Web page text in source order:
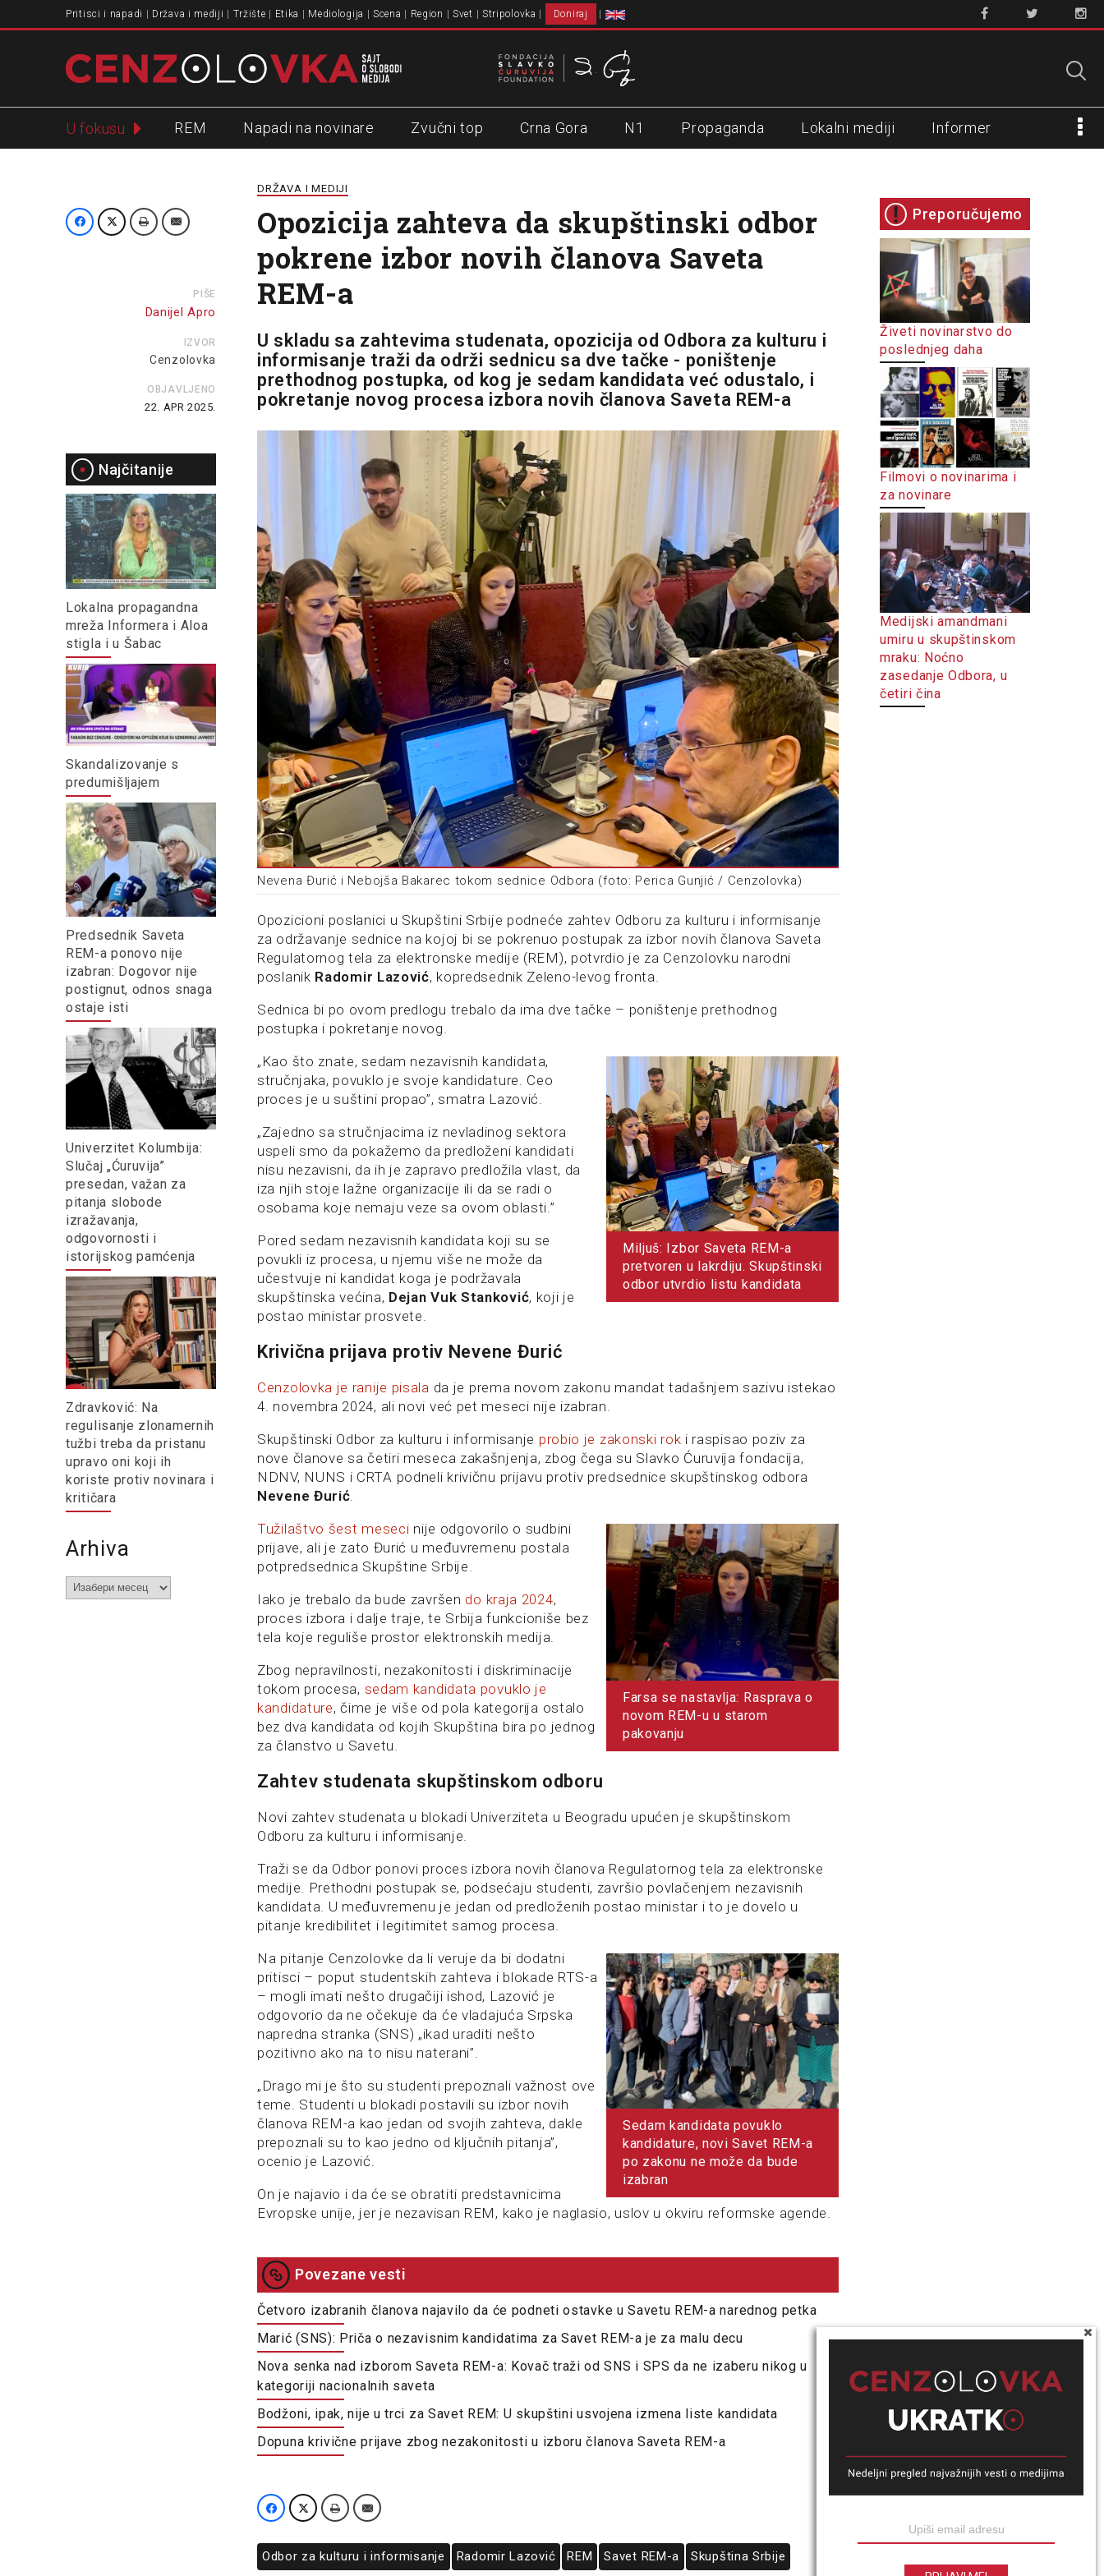
Pritisci i napadi Država i mediji Tržište Etika Mediologija Scena Region Svet Stripolovka Doniraj
U fokusu REM Napadi na novinare Zvučni top Crna Gora N1 Propaganda Lokalni mediji Informer
PIŠE
Danijel Apro
IZVOR
Cenzolovka
OBJAVLJENO
22. APR 2025.
Najčitanije
Lokalna propagandna
mreža Informera i Aloa
stigla i u Šabac
Skandalizovanje s
predumišljajem
Predsednik Saveta
REM-a ponovo nije
izabran: Dogovor nije
postignut, odnos snaga
ostaje isti
Univerzitet Kolumbija:
Slučaj „Ćuruvija”
presedan, važan za
pitanja slobode
izražavanja,
odgovornosti i
istorijskog pamćenja
Zdravković: Na
regulisanje zlonamernih
tužbi treba da pristanu
upravo oni koji ih
koriste protiv novinara i
kritičara
Arhiva
Arhiva
DRŽAVA I MEDIJI
Opozicija zahteva da skupštinski odbor
pokrene izbor novih članova Saveta
REM-a
U skladu sa zahtevima studenata, opozicija od Odbora za kulturu i
informisanje traži da održi sednicu sa dve tačke - poništenje
prethodnog postupka, od kog je sedam kandidata već odustalo, i
pokretanje novog procesa izbora novih članova Saveta REM-a
Nevena Đurić i Nebojša Bakarec tokom sednice Odbora (foto: Perica Gunjić / Cenzolovka)
Opozicioni poslanici u Skupštini Srbije podneće zahtev Odboru za kulturu i informisanje
za održavanje sednice na kojoj bi se pokrenuo postupak za izbor novih članova Saveta
Regulatornog tela za elektronske medije (REM), potvrdio je za Cenzolovku narodni
poslanik Radomir Lazović, kopredsednik Zeleno-levog fronta.
Sednica bi po ovom predlogu trebalo da ima dve tačke – poništenje prethodnog
postupka i pokretanje novog.
Miljuš: Izbor Saveta REM-a
pretvoren u lakrdiju. Skupštinski
odbor utvrdio listu kandidata
„Kao što znate, sedam nezavisnih kandidata,
stručnjaka, povuklo je svoje kandidature. Ceo
proces je u suštini propao”, smatra Lazović.
„Zajedno sa stručnjacima iz nevladinog sektora
uspeli smo da pokažemo da predloženi kandidati
nisu nezavisni, da ih je zapravo predložila vlast, da
iza njih stoje lažne organizacije ili da se radi o
osobama koje nemaju veze sa ovom oblasti.”
Pored sedam nezavisnih kandidata koji su se
povukli iz procesa, u njemu više ne može da
učestvuje ni kandidat koga je podržavala
skupštinska većina, Dejan Vuk Stanković, koji je
postao ministar prosvete.
Krivična prijava protiv Nevene Đurić
Cenzolovka je ranije pisala da je prema novom zakonu mandat tadašnjem sazivu istekao
4. novembra 2024, ali novi već pet meseci nije izabran.
Skupštinski Odbor za kulturu i informisanje probio je zakonski rok i raspisao poziv za
nove članove sa četiri meseca zakašnjenja, zbog čega su Slavko Ćuruvija fondacija,
NDNV, NUNS i CRTA podneli krivičnu prijavu protiv predsednice skupštinskog odbora
Nevene Đurić.
Farsa se nastavlja: Rasprava o
novom REM-u u starom
pakovanju
Tužilaštvo šest meseci nije odgovorilo o sudbini
prijave, ali je zato Đurić u međuvremenu postala
potpredsednica Skupštine Srbije.
Iako je trebalo da bude završen do kraja 2024,
proces izbora i dalje traje, te Srbija funkcioniše bez
tela koje reguliše prostor elektronskih medija.
Zbog nepravilnosti, nezakonitosti i diskriminacije
tokom procesa, sedam kandidata povuklo je
kandidature, čime je više od pola kategorija ostalo
bez dva kandidata od kojih Skupština bira po jednog
za članstvo u Savetu.
Zahtev studenata skupštinskom odboru
Novi zahtev studenata u blokadi Univerziteta u Beogradu upućen je skupštinskom
Odboru za kulturu i informisanje.
Traži se da Odbor ponovi proces izbora novih članova Regulatornog tela za elektronske
medije. Prethodni postupak se, podsećaju studenti, završio povlačenjem nezavisnih
kandidata. U međuvremenu je jedan od predloženih postao ministar i to je dovelo u
pitanje kredibilitet i legitimitet samog procesa.
Sedam kandidata povuklo
kandidature, novi Savet REM-a
po zakonu ne može da bude
izabran
Na pitanje Cenzolovke da li veruje da bi dodatni
pritisci – poput studentskih zahteva i blokade RTS-a
– mogli imati nešto drugačiji ishod, Lazović je
odgovorio da ne očekuje da će vladajuća Srpska
napredna stranka (SNS) „ikad uraditi nešto
pozitivno ako na to nisu naterani”.
„Drago mi je što su studenti prepoznali važnost ove
teme. Studenti u blokadi postavili su izbor novih
članova REM-a kao jedan od svojih zahteva, dakle
prepoznali su to kao jedno od ključnih pitanja”,
ocenio je Lazović.
On je najavio i da će se obratiti predstavnicima
Evropske unije, jer je nezavisan REM, kako je naglasio, uslov u okviru reformske agende.
Povezane vesti
Četvoro izabranih članova najavilo da će podneti ostavke u Savetu REM-a narednog petka
Marić (SNS): Priča o nezavisnim kandidatima za Savet REM-a je za malu decu
Nova senka nad izborom Saveta REM-a: Kovač traži od SNS i SPS da ne izaberu nikog u
kategoriji nacionalnih saveta
Bodžoni, ipak, nije u trci za Savet REM: U skupštini usvojena izmena liste kandidata
Dopuna krivične prijave zbog nezakonitosti u izboru članova Saveta REM-a
Odbor za kulturu i informisanje Radomir Lazović REM Savet REM-a Skupština Srbije
Preporučujemo
Živeti novinarstvo do
poslednjeg daha
Filmovi o novinarima i
za novinare
Medijski amandmani
umiru u skupštinskom
mraku: Noćno
zasedanje Odbora, u
četiri čina